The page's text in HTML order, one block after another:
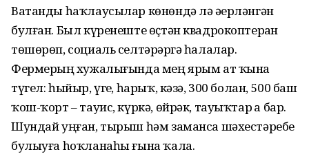
Ватанды һаҡлаусылар көнөндә лә әҙерләнгән
булған. Был күренеште өҫтән квадрокоптерҙан
төшөрөп, социаль селтәрҙәргә һалалар.
Фермерҙың хужалығында мең ярым ат ҡына
түгел: һыйыр, үгеҙ, һарыҡ, кәзә, 300 болан, 500 баш
ҡош-ҡорт – тауис, күркә, өйрәк, тауыҡтар ҙа бар.
Шундай уңған, тырыш һәм заманса шәхестәребеҙ
булыуға һоҡланаһы ғына ҡала.